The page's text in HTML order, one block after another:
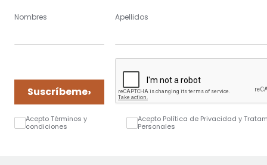
Nombres Apellidos
Suscríbeme›
Acepto Términos y
condiciones
Acepto Política de Privacidad y
Personales